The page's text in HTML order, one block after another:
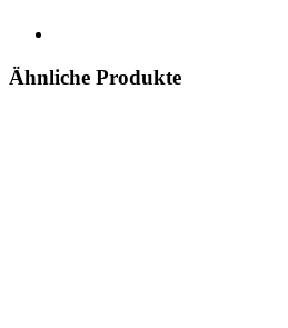
Ähnliche Produkte